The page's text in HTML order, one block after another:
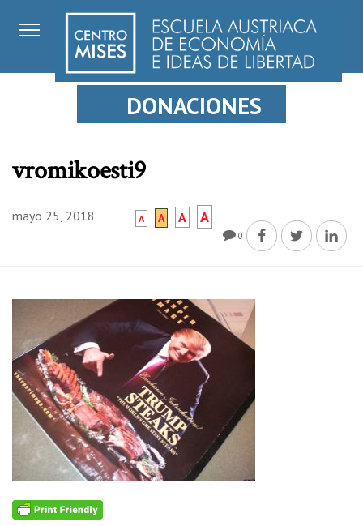
DONACIONES
vromikoesti9
mayo 25, 2018 A A A A
0